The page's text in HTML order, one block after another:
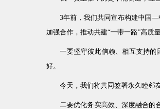
3年前，我们共同宣布构建中国
加强合作，推动共建“一带一路”高质
一要坚守彼此信赖、相互支持
好。
今天，我们将共同签署永久睦邻
二要优化务实高效、深度融合的